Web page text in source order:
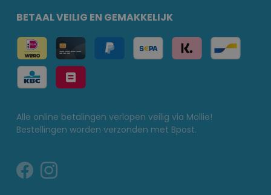
BETAAL VEILIG EN GEMAKKELIJK
Alle online betalingen verlopen veilig via Mollie!
Bestellingen worden verzonden met Bpost.